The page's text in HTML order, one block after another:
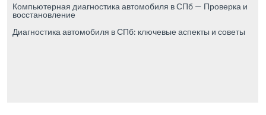
Компьютерная диагностика автомобиля в СПб — Проверка и
восстановление
Диагностика автомобиля в СПб: ключевые аспекты и советы